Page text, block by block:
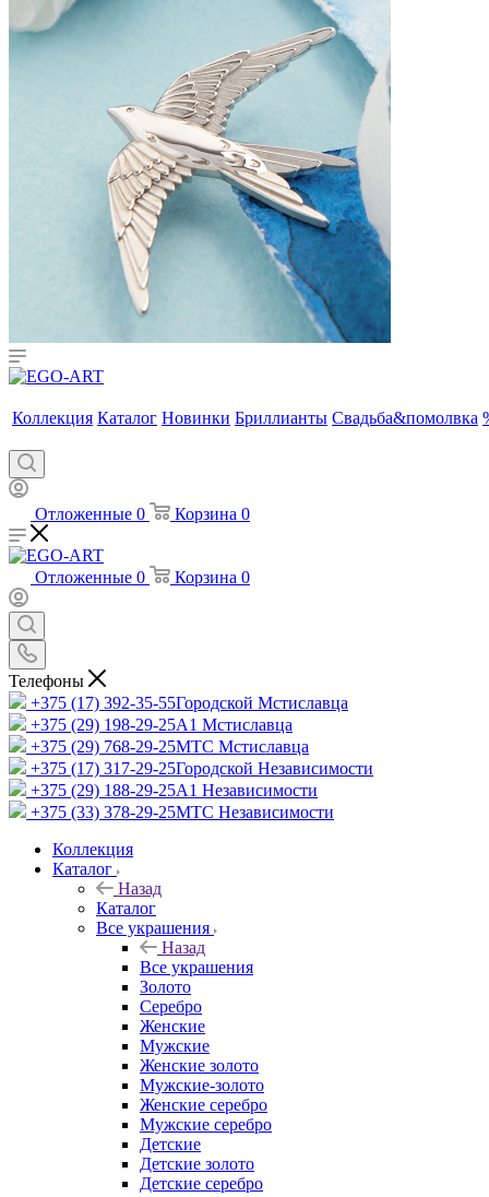
Коллекция Каталог Новинки Бриллианты Свадьба&помолвка
Отложенные 0 Корзина 0
Отложенные 0 Корзина 0
Телефоны
+375 (17) 392-35-55Городской Мстиславца
+375 (29) 198-29-25A1 Мстиславца
+375 (29) 768-29-25МТС Мстиславца
+375 (17) 317-29-25Городской Независимости
+375 (29) 188-29-25A1 Независимости
+375 (33) 378-29-25МТС Независимости
Коллекция
Каталог
Назад
Каталог
Все украшения
Назад
Все украшения
Золото
Серебро
Женские
Мужские
Женские золото
Мужские-золото
Женские серебро
Мужские серебро
Детские
Детские золото
Детские серебро